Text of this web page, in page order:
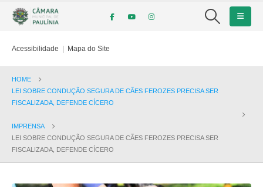
Acessibilidade | Mapa do Site
HOME
LEI SOBRE CONDUÇÃO SEGURA DE CÃES FEROZES PRECISA SER
FISCALIZADA, DEFENDE CÍCERO
IMPRENSA
LEI SOBRE CONDUÇÃO SEGURA DE CÃES FEROZES PRECISA SER
FISCALIZADA, DEFENDE CÍCERO